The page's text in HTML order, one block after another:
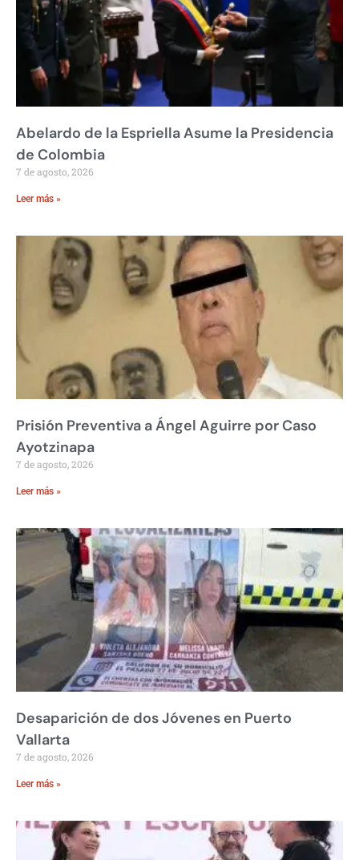
Abelardo de la Espriella Asume la Presidencia
de Colombia
7 de agosto, 2026
Leer más »
Prisión Preventiva a Ángel Aguirre por Caso
Ayotzinapa
7 de agosto, 2026
Leer más »
Desaparición de dos Jóvenes en Puerto
Vallarta
7 de agosto, 2026
Leer más »